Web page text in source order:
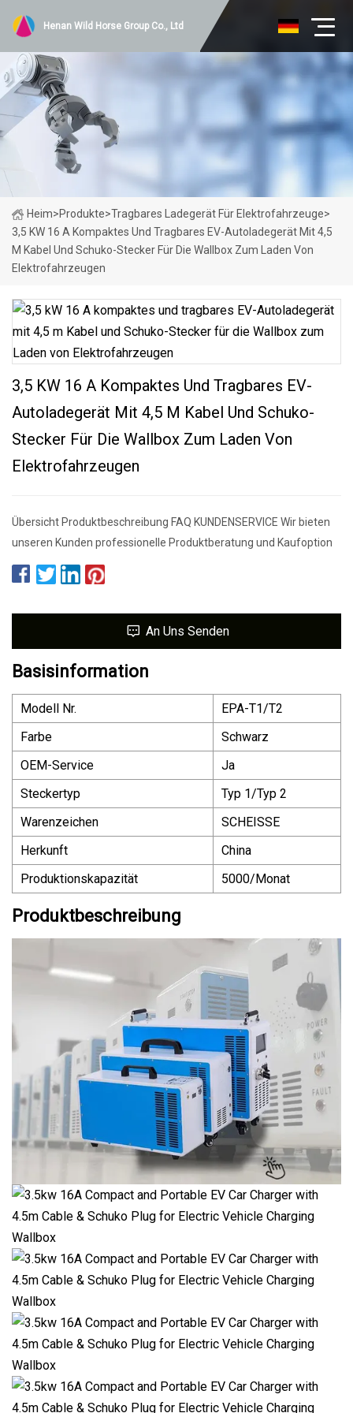
Henan Wild Horse Group Co., Ltd
Heim>Produkte>Tragbares Ladegerät Für Elektrofahrzeuge>
3,5 KW 16 A Kompaktes Und Tragbares EV-Autoladegerät Mit 4,5
M Kabel Und Schuko-Stecker Für Die Wallbox Zum Laden Von
Elektrofahrzeugen
3,5 KW 16 A Kompaktes Und Tragbares EV-
Autoladegerät Mit 4,5 M Kabel Und Schuko-
Stecker Für Die Wallbox Zum Laden Von
Elektrofahrzeugen
Übersicht Produktbeschreibung FAQ KUNDENSERVICE Wir bieten
unseren Kunden professionelle Produktberatung und Kaufoption
An Uns Senden
Basisinformation
Modell Nr.
EPA-T1/T2
Farbe
Schwarz
OEM-Service
Ja
Steckertyp
Typ 1/Typ 2
Warenzeichen
SCHEISSE
Herkunft
China
Produktionskapazität
5000/Monat
Produktbeschreibung